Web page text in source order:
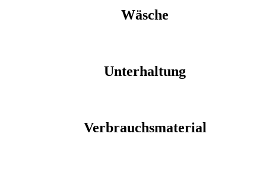
Wäsche
Unterhaltung
Verbrauchsmaterial